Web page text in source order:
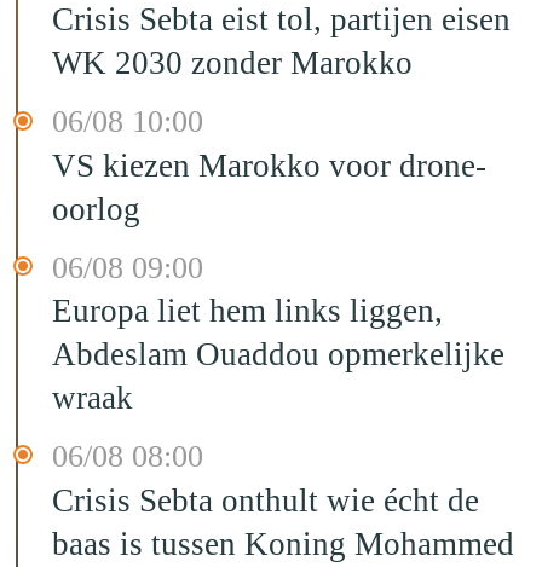
Crisis Sebta eist tol, partijen eisen
WK 2030 zonder Marokko
06/08 10:00
VS kiezen Marokko voor drone-
oorlog
06/08 09:00
Europa liet hem links liggen,
Abdeslam Ouaddou opmerkelijke
wraak
06/08 08:00
Crisis Sebta onthult wie écht de
baas is tussen Koning Mohammed